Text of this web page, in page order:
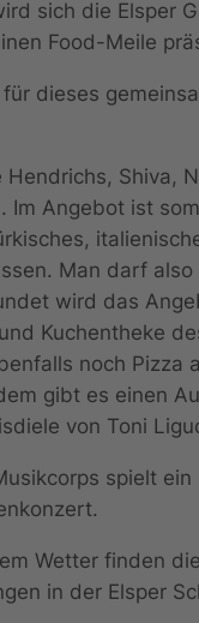
sich die Elsper
Food-Meile
dieses
Hendrichs, Shiva,
Im Angebot ist
Man darf
wird das
Kuchentheke
noch Pizza
gibt es einen
von Toni
spielt ein
Wetter finden die
in der Elsper